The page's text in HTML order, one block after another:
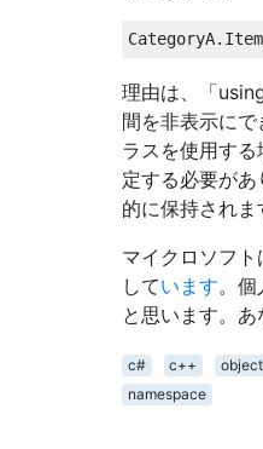
CategoryA.
理由は、「
間を非表示に
ラスを使用す
定する必要が
的に保持されま
マイクロソフト
しています。個
と思います。
c# c++
namespace